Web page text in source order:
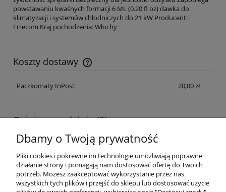
powstawaniu kwaśnych formacji 6 ML (0.20 fl oz) dawka do
klimatyzacji i systemów chłodniczych do 21 kW Producent:
Errecom Kraj pochodzenia: Włochy
Koszty dostawy
Cena nie zawiera ewentualnych kosztów płatności
Paczkomaty InPost
20,00 zł
Opinie o produkcie (0)
Twoja opinia:
Dbamy o Twoją prywatność
Pliki cookies i pokrewne im technologie umożliwiają poprawne
działanie strony i pomagają nam dostosować ofertę do Twoich
potrzeb. Możesz zaakceptować wykorzystanie przez nas
wszystkich tych plików i przejść do sklepu lub dostosować użycie